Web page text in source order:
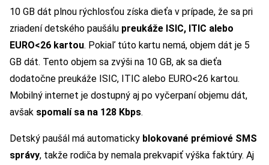
10 GB dát plnou rýchlosťou získa dieťa v prípade, že sa pri
zriadení detského paušálu preukáže ISIC, ITIC alebo
EURO<26 kartou. Pokiaľ túto kartu nemá, objem dát je 5
GB dát. Tento objem sa zvýši na 10 GB, ak sa dieťa
dodatočne preukáže ISIC, ITIC alebo EURO<26 kartou.
Mobilný internet je dostupný aj po vyčerpaní objemu dát,
avšak spomalí sa na 128 Kbps.
Detský paušál má automaticky blokované prémiové SMS
správy, takže rodiča by nemala prekvapiť výška faktúry. Aj